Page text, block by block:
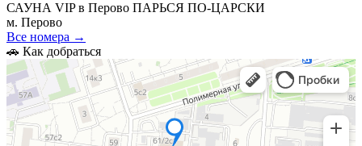
САУНА VIP в Перово ПАРЬСЯ ПО-ЦАРСКИ
м. Перово
Все номера →
🚗 Как добраться